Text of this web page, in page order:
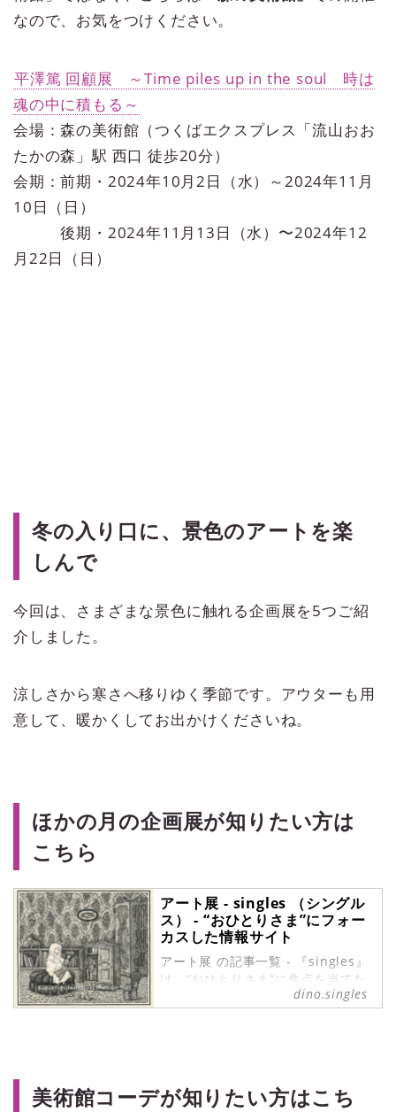
なので、お気をつけください。
平澤篤 回顧展 ～Time piles up in the soul 時は
魂の中に積もる～
会場：森の美術館（つくばエクスプレス「流山おお
たかの森」駅 西口 徒歩20分）
会期：前期・2024年10月2日（水）～2024年11月
10日（日）
後期・2024年11月13日（水）〜2024年12
月22日（日）
冬の入り口に、景色のアートを楽
しんで
今回は、さまざまな景色に触れる企画展を5つご紹
介しました。
涼しさから寒さへ移りゆく季節です。アウターも用
意して、暖かくしてお出かけくださいね。
ほかの月の企画展が知りたい方は
こちら
アート展 - singles （シングル
ス） - “おひとりさま”にフォー
カスした情報サイト
アート展 の記事一覧 - 『singles』
は、“おひとりさま“に焦点を当てた
情報サイトです。パートナーの有無
dino.singles
美術館コーデが知りたい方はこち